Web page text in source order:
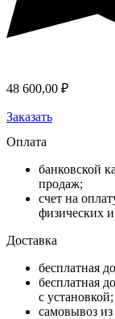
48 600,00 ₽
Заказать
Оплата
банковской
продаж;
счет на
физических
Доставка
бесплатная
бесплатная
с установкой;
самовывоз